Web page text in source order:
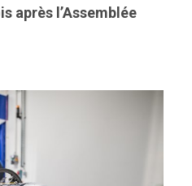
après l’Assemblée